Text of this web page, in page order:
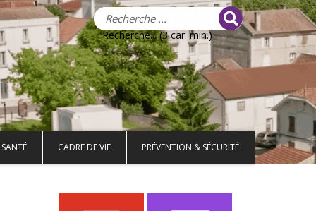
Recherche... (3 car. min.)
CADRE DE VIE PRÉVENTION & SÉCURITÉ